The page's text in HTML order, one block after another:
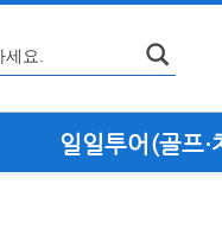
일일투어(골프·